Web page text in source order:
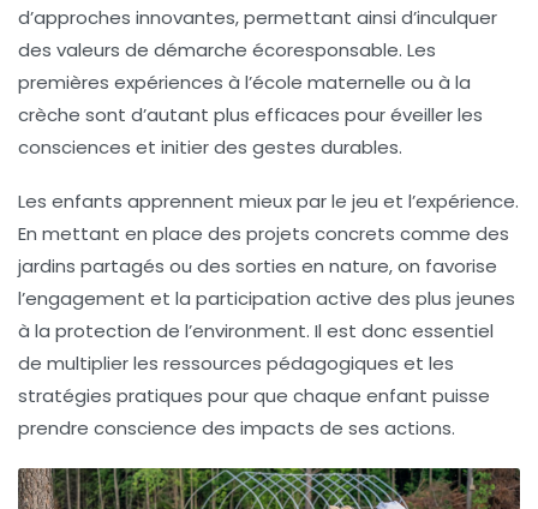
d’approches innovantes, permettant ainsi d’inculquer
des valeurs de démarche écoresponsable. Les
premières expériences à l’école maternelle ou à la
crèche sont d’autant plus efficaces pour éveiller les
consciences et initier des gestes durables.
Les enfants apprennent mieux par le jeu et l’expérience.
En mettant en place des projets concrets comme des
jardins partagés ou des sorties en nature, on favorise
l’engagement et la participation active des plus jeunes
à la protection de l’environment. Il est donc essentiel
de multiplier les ressources pédagogiques et les
stratégies pratiques pour que chaque enfant puisse
prendre conscience des impacts de ses actions.